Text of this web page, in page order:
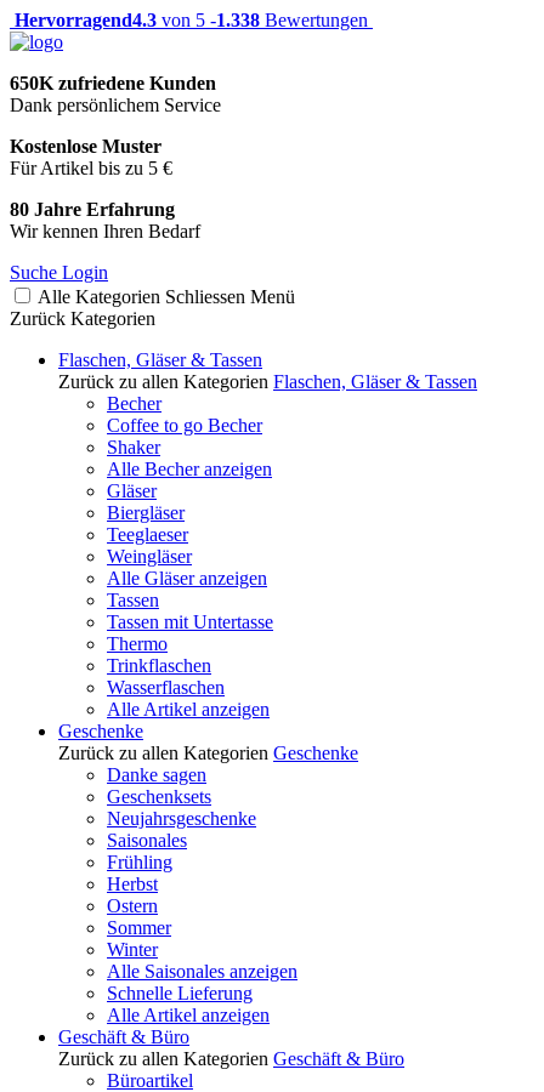
Hervorragend4.3 von 5 -1.338 Bewertungen
650K zufriedene Kunden
Dank persönlichem Service
Kostenlose Muster
Für Artikel bis zu 5 €
80 Jahre Erfahrung
Wir kennen Ihren Bedarf
Suche Login
Alle Kategorien Schliessen Menü
Zurück Kategorien
Flaschen, Gläser & Tassen
Zurück zu allen Kategorien Flaschen, Gläser & Tassen
Becher
Coffee to go Becher
Shaker
Alle Becher anzeigen
Gläser
Biergläser
Teeglaeser
Weingläser
Alle Gläser anzeigen
Tassen
Tassen mit Untertasse
Thermo
Trinkflaschen
Wasserflaschen
Alle Artikel anzeigen
Geschenke
Zurück zu allen Kategorien Geschenke
Danke sagen
Geschenksets
Neujahrsgeschenke
Saisonales
Frühling
Herbst
Ostern
Sommer
Winter
Alle Saisonales anzeigen
Schnelle Lieferung
Alle Artikel anzeigen
Geschäft & Büro
Zurück zu allen Kategorien Geschäft & Büro
Büroartikel